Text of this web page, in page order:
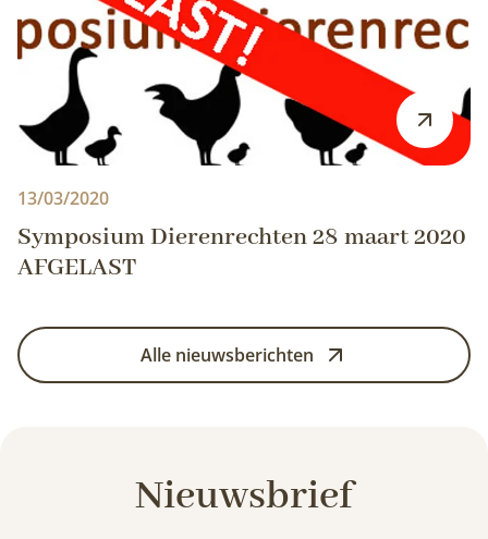
13/03/2020
Symposium Dierenrechten 28 maart 2020
AFGELAST
Alle nieuwsberichten
Nieuwsbrief